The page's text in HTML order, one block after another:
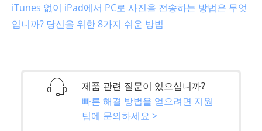
iTunes 없이 iPad에서 PC로 사진을 전송하는 방법은 무엇
입니까? 당신을 위한 8가지 쉬운 방법
제품 관련 질문이 있으십니까?
빠른 해결 방법을 얻으려면 지원
팀에 문의하세요 >